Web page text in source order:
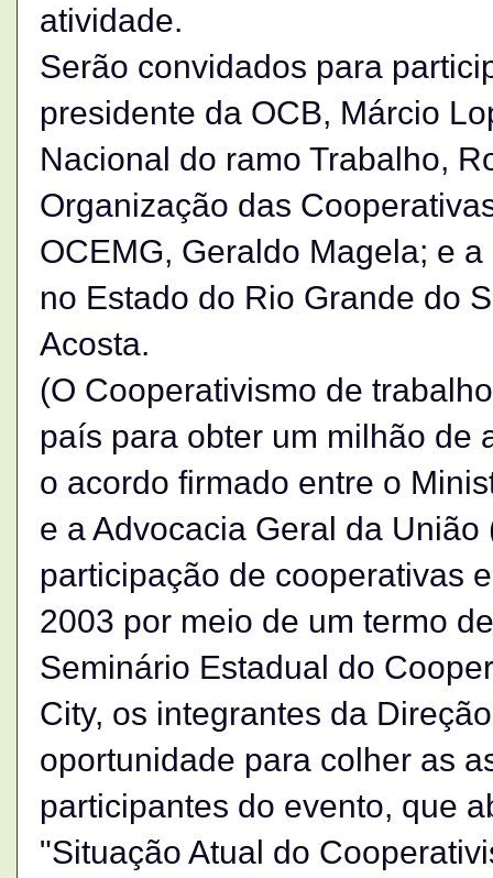
atividade.
Serão convidados para
presidente da OCB, Márcio
Nacional do ramo Trabalho,
Organização das
OCEMG, Geraldo Magela; e
no Estado do Rio Grande do
Acosta.
(O Cooperativismo de
país para obter um milhão de
o acordo firmado entre o
e a Advocacia Geral da
participação de cooperativas
2003 por meio de um termo
Seminário Estadual do
City, os integrantes da
oportunidade para colher as
participantes do evento, que
"Situação Atual do